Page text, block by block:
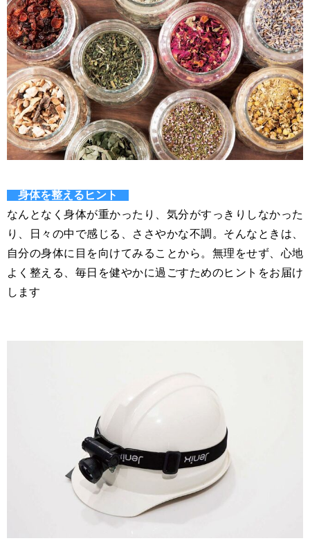
身体を整えるヒント
なんとなく身体が重かったり、気分がすっきりしなかった
り、日々の中で感じる、ささやかな不調。そんなときは、
自分の身体に目を向けてみることから。無理をせず、心地
よく整える、毎日を健やかに過ごすためのヒントをお届け
します